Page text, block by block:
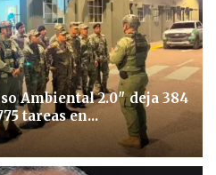
Ambiental 2.0″ deja 384
tareas en...